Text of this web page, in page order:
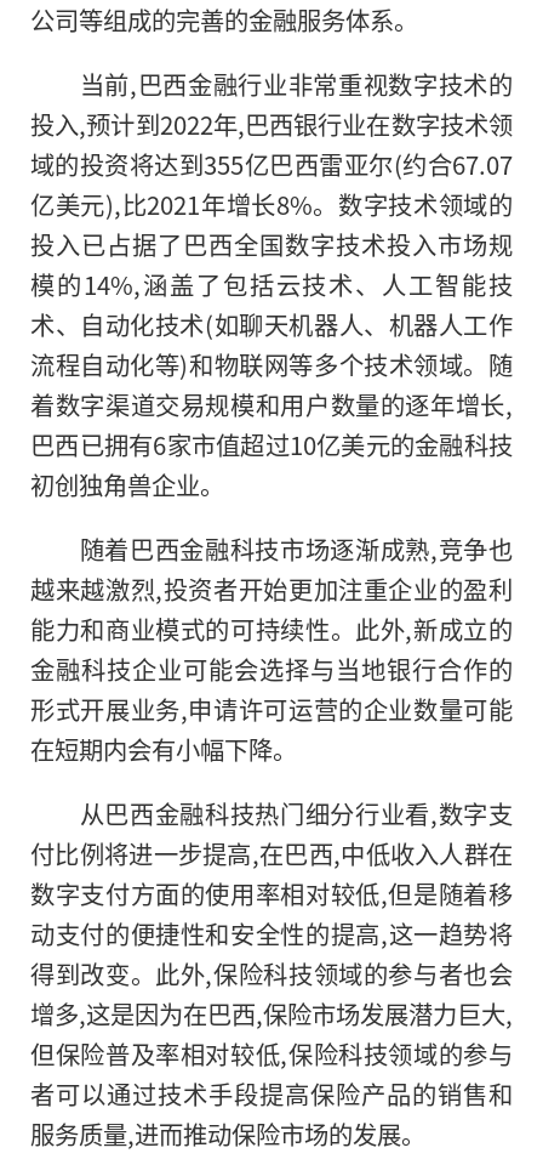
公司等组成的完善的金融服务体系。
当前,巴西金融行业非常重视数字技术的
投入,预计到2022年,巴西银行业在数字技术领
域的投资将达到355亿巴西雷亚尔(约合67.07
亿美元),比2021年增长8%。数字技术领域的
投入已占据了巴西全国数字技术投入市场规
模的14%,涵盖了包括云技术、人工智能技
术、自动化技术(如聊天机器人、机器人工作
流程自动化等)和物联网等多个技术领域。随
着数字渠道交易规模和用户数量的逐年增长,
巴西已拥有6家市值超过10亿美元的金融科技
初创独角兽企业。
随着巴西金融科技市场逐渐成熟,竞争也
越来越激烈,投资者开始更加注重企业的盈利
能力和商业模式的可持续性。此外,新成立的
金融科技企业可能会选择与当地银行合作的
形式开展业务,申请许可运营的企业数量可能
在短期内会有小幅下降。
从巴西金融科技热门细分行业看,数字支
付比例将进一步提高,在巴西,中低收入人群在
数字支付方面的使用率相对较低,但是随着移
动支付的便捷性和安全性的提高,这一趋势将
得到改变。此外,保险科技领域的参与者也会
增多,这是因为在巴西,保险市场发展潜力巨大,
但保险普及率相对较低,保险科技领域的参与
者可以通过技术手段提高保险产品的销售和
服务质量,进而推动保险市场的发展。